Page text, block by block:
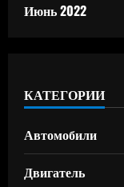
Июнь 2022
КАТЕГОРИИ
Автомобили
Двигатель